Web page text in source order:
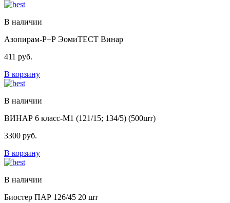
В наличии
Азопирам-Р+Р ЭомиТЕСТ Винар
411 руб.
В корзину
В наличии
ВИНАР 6 класс-М1 (121/15; 134/5) (500шт)
3300 руб.
В корзину
В наличии
Биостер ПАР 126/45 20 шт